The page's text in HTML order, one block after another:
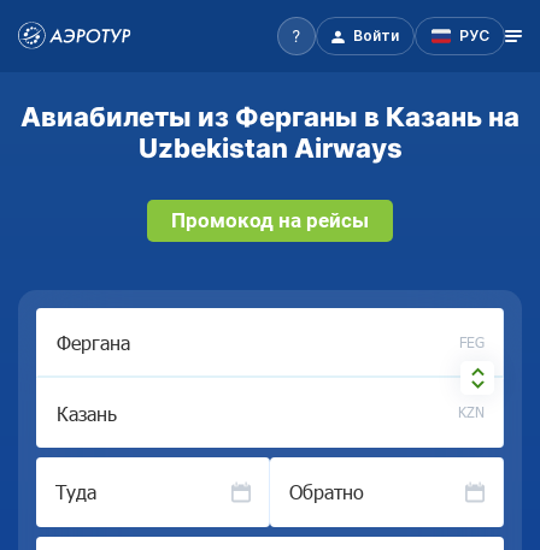
Войти РУС
Авиабилеты из Ферганы в Казань на
Uzbekistan Airways
Промокод на рейсы
FEG
KZN
Туда Обратно